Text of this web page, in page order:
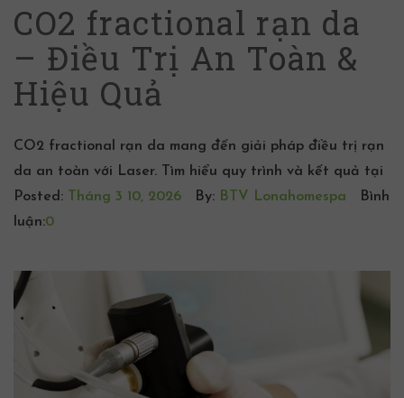
CO2 fractional rạn da
– Điều Trị An Toàn &
Hiệu Quả
CO2 fractional rạn da mang đến giải pháp điều trị rạn
da an toàn với Laser. Tìm hiểu quy trình và kết quả tại
Posted: Tháng 3 10, 2026 By: BTV Lonahomespa
Bình
luận:0